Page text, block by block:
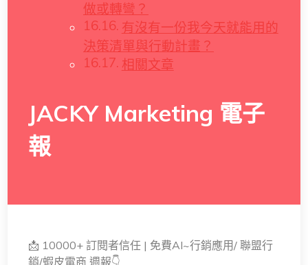
做或轉彎？
有沒有一份我今天就能用的
決策清單與行動計畫？
相關文章
JACKY Marketing 電子
報
📩 10000+ 訂閱者信任 | 免費AI~行銷應用/ 聯盟行
銷/蝦皮電商 週報👇